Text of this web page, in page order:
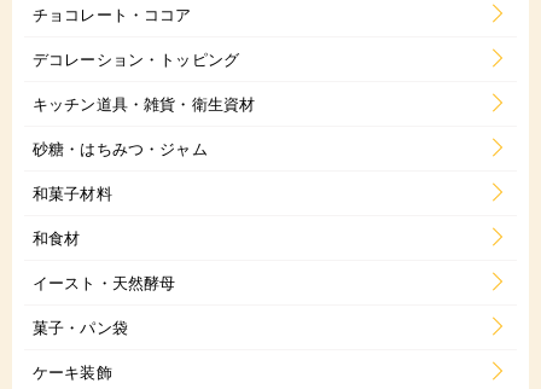
チョコレート・ココア
デコレーション・トッピング
キッチン道具・雑貨・衛生資材
砂糖・はちみつ・ジャム
和菓子材料
和食材
イースト・天然酵母
菓子・パン袋
ケーキ装飾